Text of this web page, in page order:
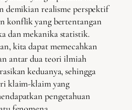
demikian realisme perspektif
konflik yang bertentangan
dan mekanika statistik.
kita dapat memecahkan
antar dua teori ilmiah
keduanya, sehingga
klaim-klaim yang
pengetahuan